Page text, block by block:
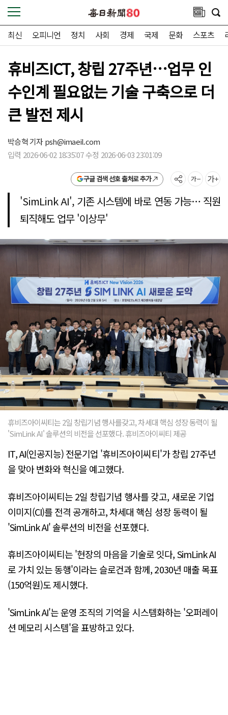
최신 오피니언 정치 사회 경제 국제 문화 스포츠
휴비즈ICT, 창립 27주년…업무 인
수인계 필요없는 기술 구축으로 더
큰 발전 제시
박승혁 기자psh@imaeil.com
입력 2026-06-02 18:35:07 수정 2026-06-03 23:01:09
구글 검색 선호 출처로 추가
'SimLink AI', 기존 시스템에 바로 연동 가능… 직원
퇴직해도 업무 '이상무'
휴비즈아이씨티는 2일 창립기념 행사를갖고, 차세대 핵심 성장 동력이 될
'SimLink AI' 솔루션의 비전을 선포했다. 휴비즈아이씨티 제공
IT, AI(인공지능) 전문기업 '휴비즈아이씨티'가 창립 27주년
을 맞아 변화와 혁신을 예고했다.
휴비즈아이씨티는 2일 창립기념 행사를 갖고, 새로운 기업
이미지(CI)를 전격 공개하고, 차세대 핵심 성장 동력이 될
'SimLink AI' 솔루션의 비전을 선포했다.
휴비즈아이씨티는 '현장의 마음을 기술로 잇다, SimLink AI
로 가치 있는 동행'이라는 슬로건과 함께, 2030년 매출 목표
(150억원)도 제시했다.
'SimLink AI'는 운영 조직의 기억을 시스템화하는 '오퍼레이
션 메모리 시스템'을 표방하고 있다.